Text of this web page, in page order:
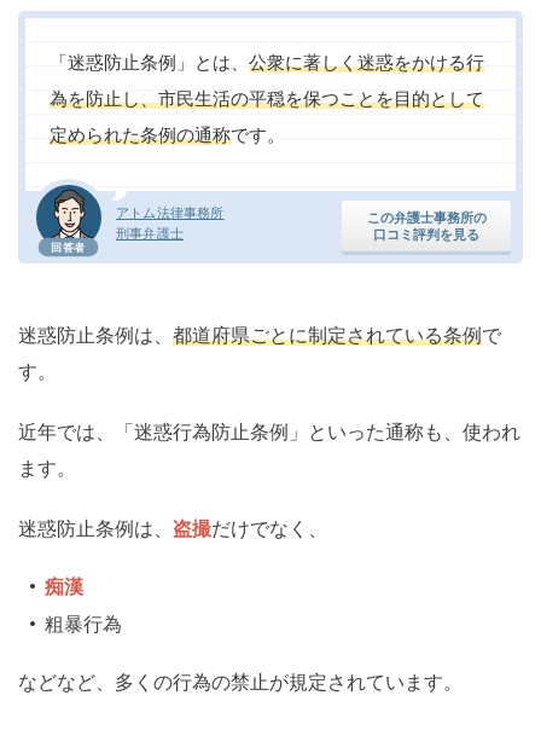
回答者
アトム法律事務所
刑事弁護士
この弁護士事務所の
口コミ評判を見る
「迷惑防止条例」とは、 公衆に著しく迷惑をかける行
為を防止し、市民生活の平穏を保つことを目的として
定められた条例の通称です。
迷惑防止条例は、 都道府県ごとに制定されている条例で
す。
近年では、「迷惑行為防止条例」といった通称も、使われ
ます。
迷惑防止条例は、 盗撮だけでなく、
痴漢
粗暴行為
などなど、多くの行為の禁止が規定されています。